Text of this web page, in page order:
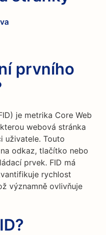
prvního
je metrika Core Web
webová stránka
uživatele. Touto
odkaz, tlačítko nebo
prvek. FID má
rychlost
významně ovlivňuje